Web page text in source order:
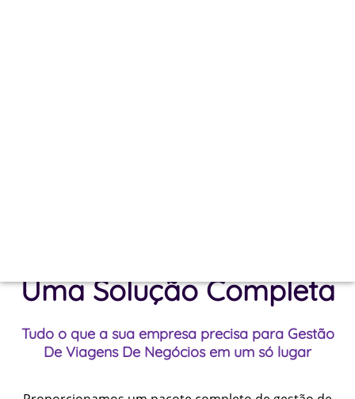
Uma Solução Completa
Tudo o que a sua empresa precisa para Gestão
De Viagens De Negócios em um só lugar